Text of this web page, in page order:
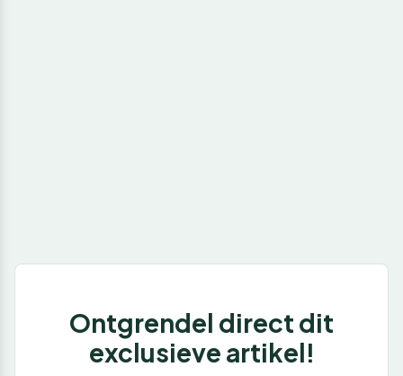
Ontgrendel direct dit
exclusieve artikel!